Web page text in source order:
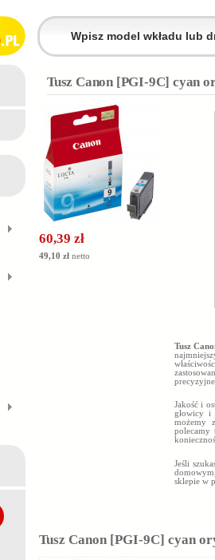
Tusz Canon [PGI-9C] cyan
60,39 zł
49,10 zł netto
Tusz
Jakość i
głowicy i
możemy
polecamy
Jeśli
sklepie w
Tusz Canon [PGI-9C] cyan